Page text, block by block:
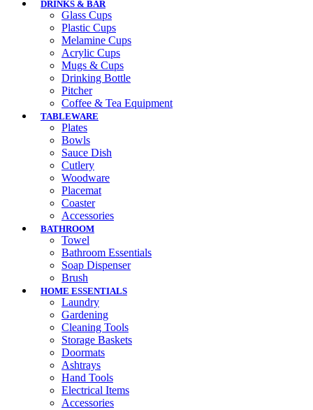
DRINKS & BAR
Glass Cups
Plastic Cups
Melamine Cups
Acrylic Cups
Mugs & Cups
Drinking Bottle
Pitcher
Coffee & Tea Equipment
TABLEWARE
Plates
Bowls
Sauce Dish
Cutlery
Woodware
Placemat
Coaster
Accessories
BATHROOM
Towel
Bathroom Essentials
Soap Dispenser
Brush
HOME ESSENTIALS
Laundry
Gardening
Cleaning Tools
Storage Baskets
Doormats
Ashtrays
Hand Tools
Electrical Items
Accessories